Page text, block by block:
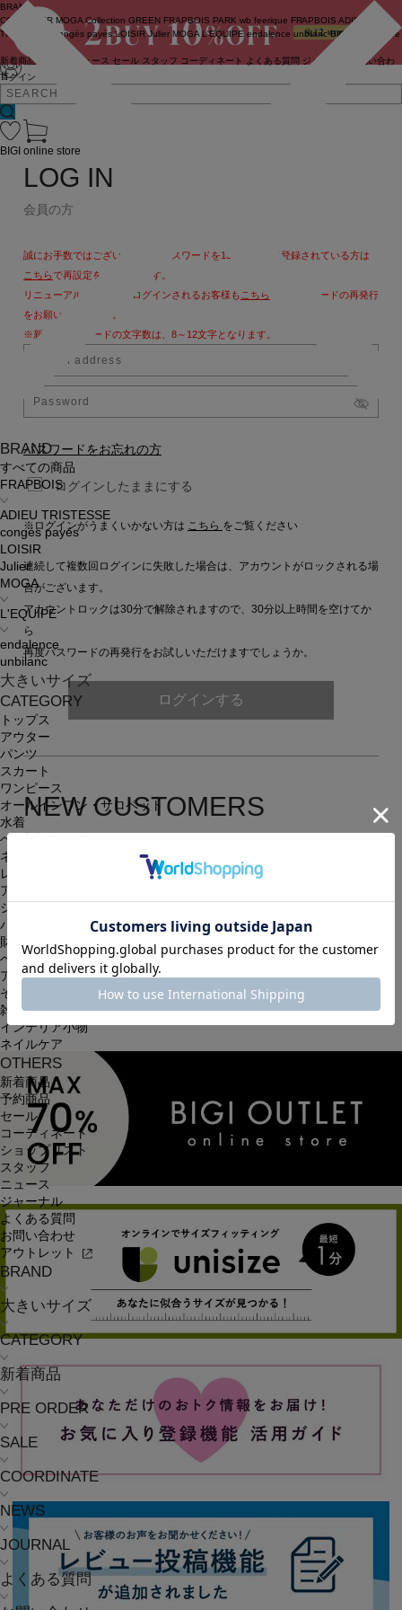
ログイン
BRAND
COUTURIER MOGA Collection GREEN FRAPBOIS PARK wb feerique FRAPBOIS ADIEU
TRISTESSE
congés payés LOISIR Julier MOGA L'EQUIPE endalence unbilanc BIGI online store
新着商品 ニュース セール スタッフ コーディネート よくある質問 ジャーナル
お問い合わ
せ
BRAND
すべての商品
FRAPBOIS
ADIEU TRISTESSE
congés payés
LOISIR
Julier
MOGA
L'EQUIPE
endalence
unbilanc
大きいサイズ
CATEGORY
トップス
アウター
パンツ
スカート
ワンピース
オールインワン・サロペット
水着
ヘッドウェア
ネックウェア
レッグウェア
アンダーウェア
シューズ
バッグ
財布
ベルト
アクセサリ
その他
雑貨小物
インテリア小物
ネイルケア
OTHERS
新着商品
予約商品
セール
コーディネート
ショップリスト
スタッフ
ニュース
ジャーナル
よくある質問
お問い合わせ
アウトレット
BRAND
大きいサイズ
CATEGORY
新着商品
PRE ORDER
SALE
COORDINATE
NEWS
JOURNAL
よくある質問
BIGI online store
LOG IN
会員の方
誠にお手数ではございますが、パスワードを13文字以上で登録されている方は
こちらで再設定をお願いします。
リニューアル後、初めてログインされるお客様も こちら
よりパスワードの再発行
をお願いいたします。
※新しいパスワードの文字数は、8～12文字となります。
パスワードをお忘れの方
ログインしたままにする
※ログインがうまくいかない方は こちら をご覧ください
連続して複数回ログインに失敗した場合は、アカウントがロックされる場
合がございます。
アカウントロックは30分で解除されますので、30分以上時間を空けてか
ら
再度パスワードの再発行をお試しいただけますでしょうか。
ログインする
NEW CUSTOMERS
会員限定のお得な最新情報もございます。
会員登録する